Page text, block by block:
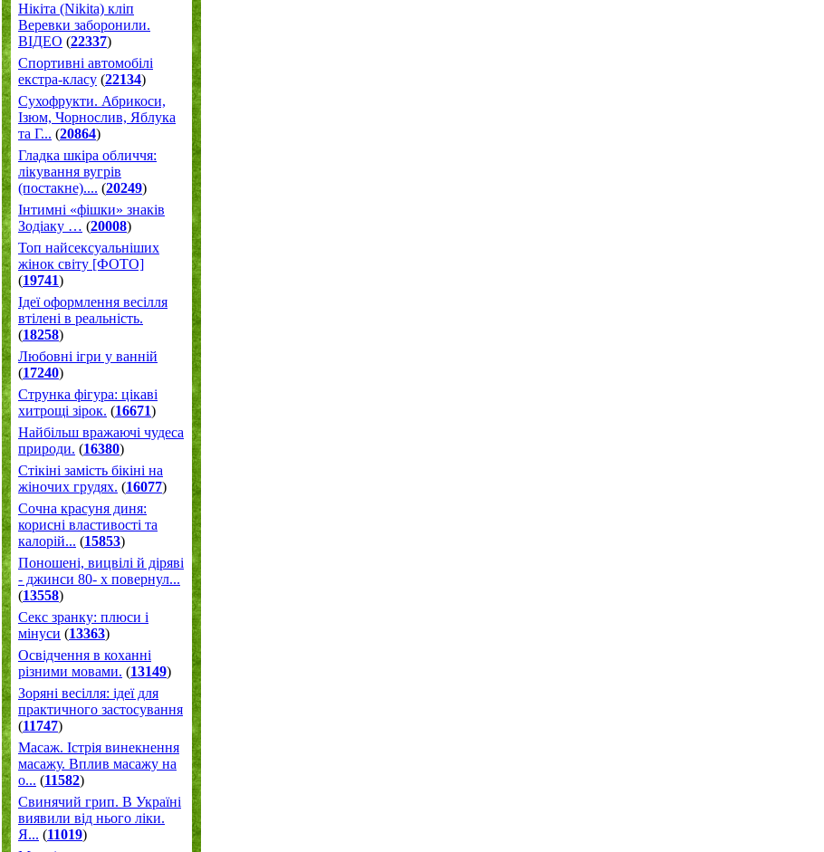
Нікіта (Nikita) кліп
Веревки заборонили.
ВІДЕО (22337)
Спортивні автомобілі
екстра-класу (22134)
Cухофрукти. Абрикоси,
Ізюм, Чорнослив, Яблука
та Г... (20864)
Гладка шкіра обличчя:
лікування вугрів
(постакне).... (20249)
Інтимні «фішки» знаків
Зодіаку … (20008)
Топ найсексуальніших
жінок світу [ФОТО]
(19741)
Ідеї оформлення весілля
втілені в реальність.
(18258)
Любовні ігри у ванній
(17240)
Струнка фігура: цікаві
хитрощі зірок. (16671)
Найбільш вражаючі чудеса
природи. (16380)
Стікіні замість бікіні на
жіночих грудях. (16077)
Сочна красуня диня:
корисні властивості та
калорій... (15853)
Поношені, вицвілі й діряві
- джинси 80- х повернул...
(13558)
Секс зранку: плюси і
мінуси (13363)
Освідчення в коханні
різними мовами. (13149)
Зоряні весілля: ідеї для
практичного застосування
(11747)
Масаж. Істрія винекнення
масажу. Вплив масажу на
о... (11582)
Свинячий грип. В Україні
виявили від нього ліки.
Я... (11019)